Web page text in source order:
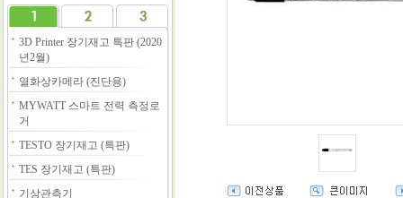
3D Printer 장기재고 특판 (2020
년2월)
열화상카메라 (진단용)
MYWATT 스마트 전력 측정로
거
TESTO 장기재고 (특판)
TES 장기재고 (특판)
기상관측기